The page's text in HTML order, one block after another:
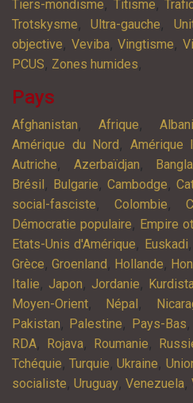
Tiers-mondisme, Titisme,
Trotskysme,Ultra-gauche,
objective, Veviba,Vingtisme,
PCUS, Zones humides,
Pays
Afghanistan, Afrique,
Amérique du Nord , Amérique
Autriche, Azerbaïdjan,
Brésil , Bulgarie, Cambodge,
social-fasciste, Colombie,
Démocratie populaire, Empire
Etats-Unis d'Amérique, Euskadi,
Grèce, Groenland , Hollande,
Italie, Japon, Jordanie,
Moyen-Orient, Népal ,
Pakistan, Palestine, Pays-Bas,
RDA, Rojava, Roumanie,
Tchéquie,Turquie,Ukraine,
socialiste, Uruguay, Venezuela,